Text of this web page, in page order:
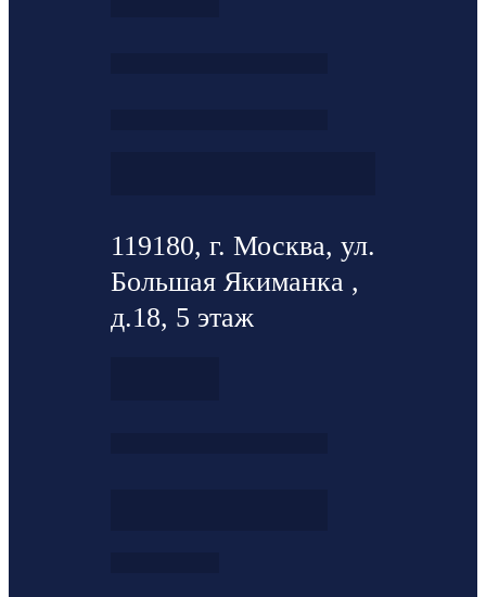
119180, г. Москва, ул.
Большая Якиманка ,
д.18, 5 этаж